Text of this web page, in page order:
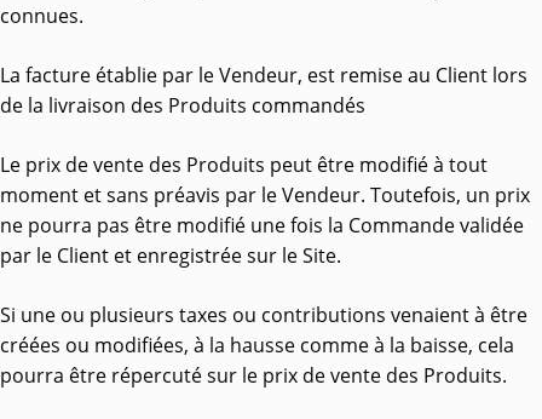
connues.
La facture établie par le Vendeur, est remise au Client lors
de la livraison des Produits commandés
Le prix de vente des Produits peut être modifié à tout
moment et sans préavis par le Vendeur. Toutefois, un prix
ne pourra pas être modifié une fois la Commande validée
par le Client et enregistrée sur le Site.
Si une ou plusieurs taxes ou contributions venaient à être
créées ou modifiées, à la hausse comme à la baisse, cela
pourra être répercuté sur le prix de vente des Produits.